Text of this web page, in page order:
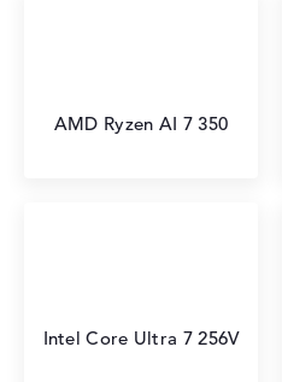
AMD Ryzen AI 7 350
Intel Core Ultra 7 256V